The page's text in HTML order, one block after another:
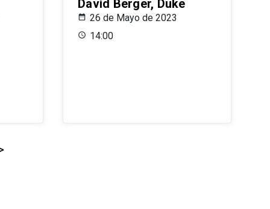
David Berger, Duke
26 de Mayo de 2023
14:00